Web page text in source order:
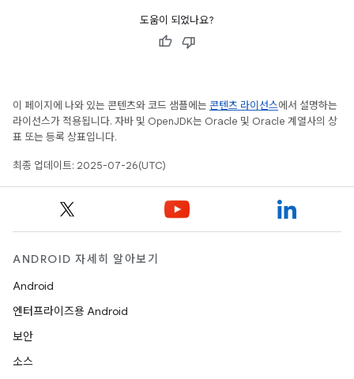
도움이 되었나요?
이 페이지에 나와 있는 콘텐츠와 코드 샘플에는 콘텐츠 라이선스에서 설명하는
라이선스가 적용됩니다. 자바 및 OpenJDK는 Oracle 및 Oracle 계열사의 상
표 또는 등록 상표입니다.
최종 업데이트: 2025-07-26(UTC)
ANDROID 자세히 알아보기
Android
엔터프라이즈용 Android
보안
소스